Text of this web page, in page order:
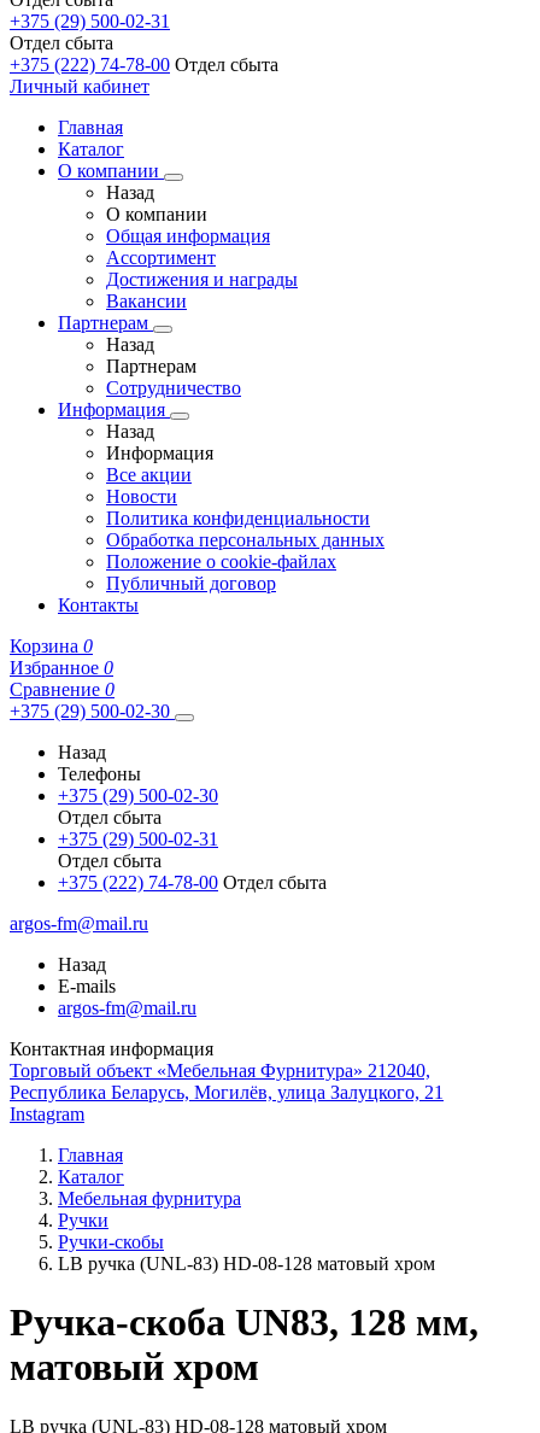
+375 (29) 500-02-31
Отдел сбыта
+375 (222) 74-78-00 Отдел сбыта
Личный кабинет
Главная
Каталог
О компании
Назад
О компании
Общая информация
Ассортимент
Достижения и награды
Вакансии
Партнерам
Назад
Партнерам
Сотрудничество
Информация
Назад
Информация
Все акции
Новости
Политика конфиденциальности
Обработка персональных данных
Положение о cookie-файлах
Публичный договор
Контакты
Корзина 0
Избранное 0
Сравнение 0
+375 (29) 500-02-30
Назад
Телефоны
+375 (29) 500-02-30
Отдел сбыта
+375 (29) 500-02-31
Отдел сбыта
+375 (222) 74-78-00 Отдел сбыта
argos-fm@mail.ru
Назад
E-mails
argos-fm@mail.ru
Контактная информация
Торговый объект «Мебельная Фурнитура» 212040,
Республика Беларусь, Могилёв, улица Залуцкого, 21
Instagram
Главная
Каталог
Мебельная фурнитура
Ручки
Ручки-скобы
LB ручка (UNL-83) HD-08-128 матовый хром
Ручка-скоба UN83, 128 мм,
матовый хром
LB ручка (UNL-83) HD-08-128 матовый хром